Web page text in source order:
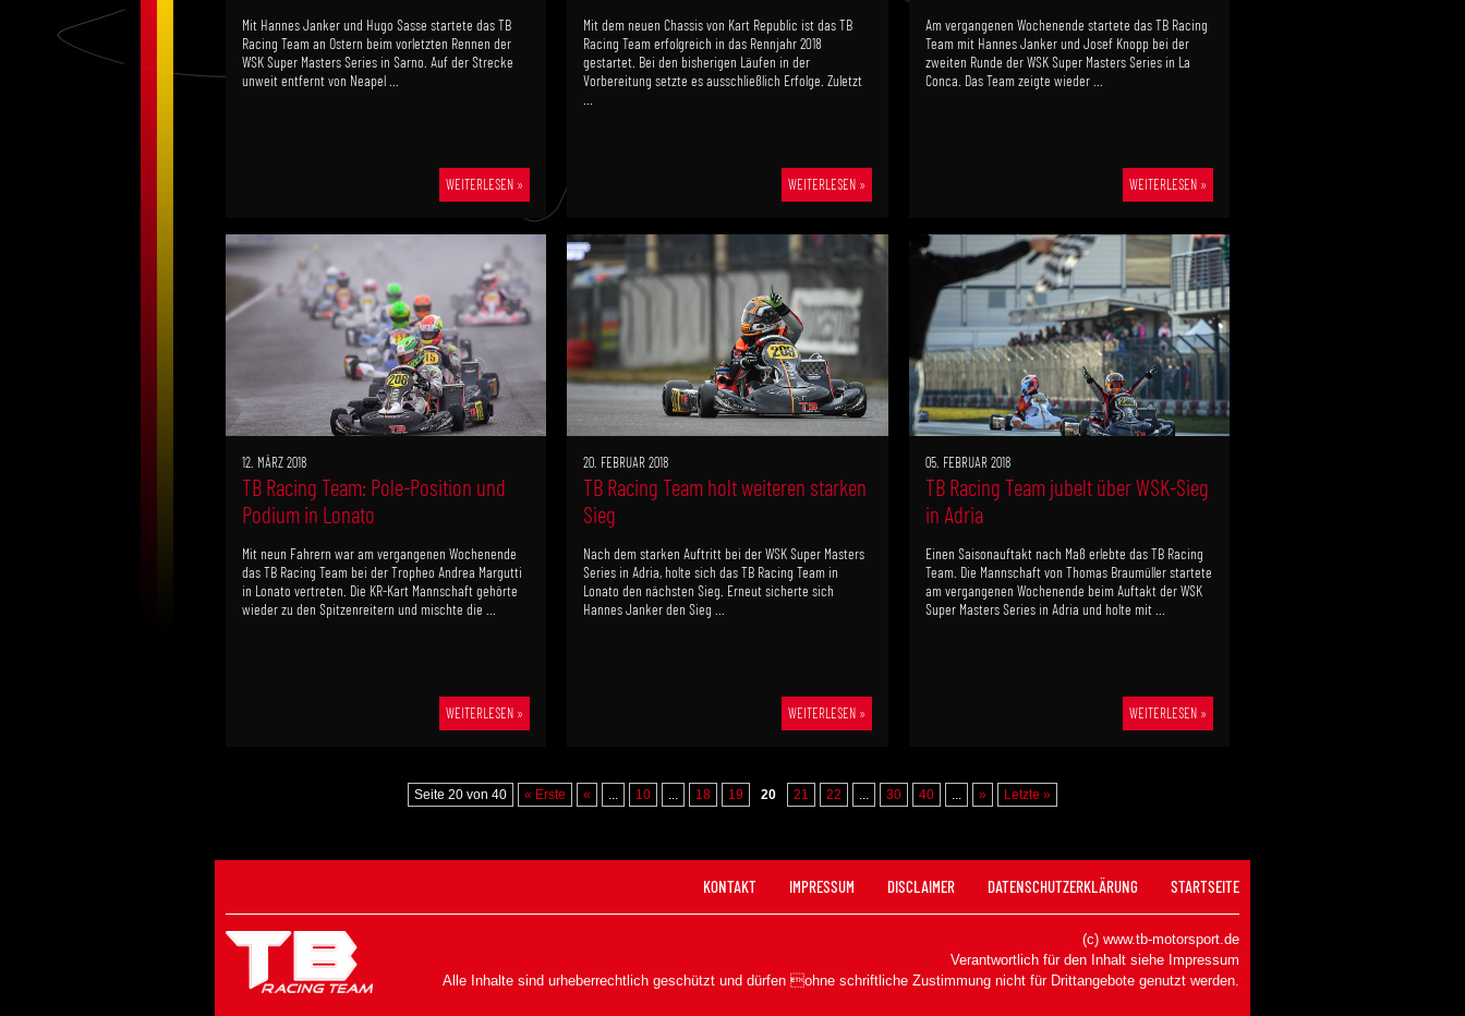
Mit Hannes Janker und Hugo Sasse startete das TB
Racing Team an Ostern beim vorletzten Rennen der
WSK Super Masters Series in Sarno. Auf der Strecke
unweit entfernt von Neapel ...
WEITERLESEN »
Mit dem neuen Chassis von Kart Republic ist das TB
Racing Team erfolgreich in das Rennjahr 2018
gestartet. Bei den bisherigen Läufen in der
Vorbereitung setzte es ausschließlich Erfolge. Zuletzt
WEITERLESEN »
Am vergangenen Wochenende startete das TB Racing
Team mit Hannes Janker und Josef Knopp bei der
zweiten Runde der WSK Super Masters Series in La
Conca. Das Team zeigte wieder ...
WEITERLESEN »
12. MÄRZ 2018
TB Racing Team: Pole-Position und
Podium in Lonato
Mit neun Fahrern war am vergangenen Wochenende
das TB Racing Team bei der Tropheo Andrea Margutti
in Lonato vertreten. Die KR-Kart Mannschaft gehörte
wieder zu den Spitzenreitern und mischte die ...
WEITERLESEN »
20. FEBRUAR 2018
TB Racing Team holt weiteren starken
Sieg
Nach dem starken Auftritt bei der WSK Super Masters
Series in Adria, holte sich das TB Racing Team in
Lonato den nächsten Sieg. Erneut sicherte sich
Hannes Janker den Sieg ...
WEITERLESEN »
05. FEBRUAR 2018
TB Racing Team jubelt über WSK-Sieg
in Adria
Einen Saisonauftakt nach Maß erlebte das TB Racing
Team. Die Mannschaft von Thomas Braumüller startete
am vergangenen Wochenende beim Auftakt der WSK
Super Masters Series in Adria und holte mit ...
WEITERLESEN »
Seite 20 von 40 « Erste « ... 10 ... 18 19 20 21 22 ... 30 40 ... » Letzte »
STARTSEITE
DATENSCHUTZERKLÄRUNG
DISCLAIMER
IMPRESSUM
KONTAKT
(c) www.tb-motorsport.de
Verantwortlich für den Inhalt siehe Impressum
Alle Inhalte sind urheberrechtlich geschützt und dürfen ohne schriftliche Zustimmung nicht für Drittangebote genutzt werden.